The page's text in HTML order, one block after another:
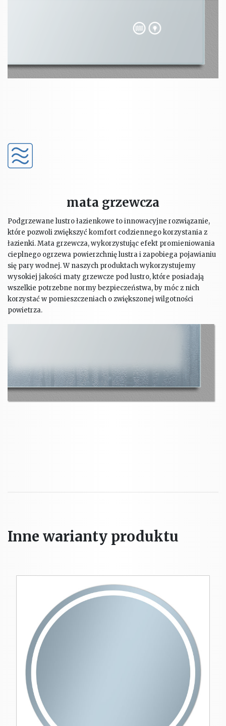
mata grzewcza
Podgrzewane lustro łazienkowe to innowacyjne rozwiązanie,
które pozwoli zwiększyć komfort codziennego korzystania z
łazienki. Mata grzewcza, wykorzystując efekt promieniowania
cieplnego ogrzewa powierzchnię lustra i zapobiega pojawianiu
się pary wodnej. W naszych produktach wykorzystujemy
wysokiej jakości maty grzewcze pod lustro, które posiadają
wszelkie potrzebne normy bezpieczeństwa, by móc z nich
korzystać w pomieszczeniach o zwiększonej wilgotności
powietrza.
Inne warianty produktu